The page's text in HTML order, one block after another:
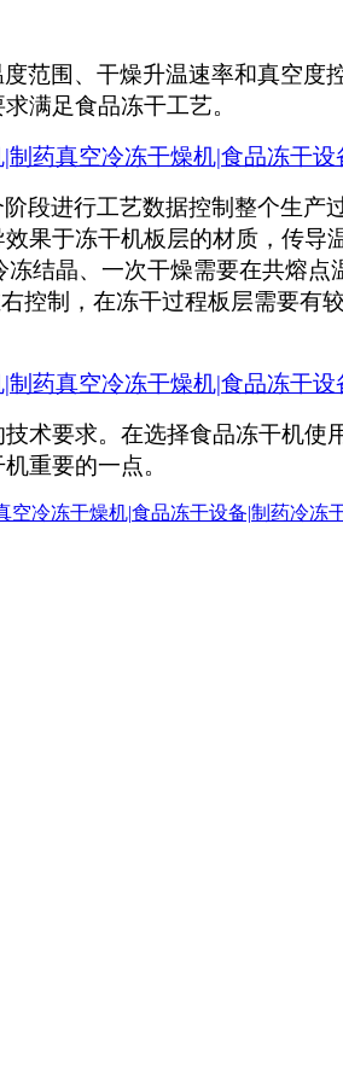
范围、干燥升温速率和真空度
求满足食品冻干工艺。
段进行工艺数据控制整个生产
果于冻干机板层的材质，传导
结晶、一次干燥需要在共熔点
控制，在冻干过程板层需要有
术要求。在选择食品冻干机使
重要的一点。